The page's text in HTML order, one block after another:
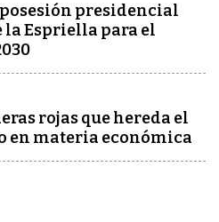
presidencial
la Espriella para el
rojas que hereda el
en materia económica